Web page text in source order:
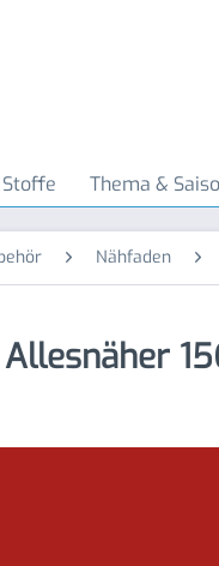
Thema &
Nähfaden